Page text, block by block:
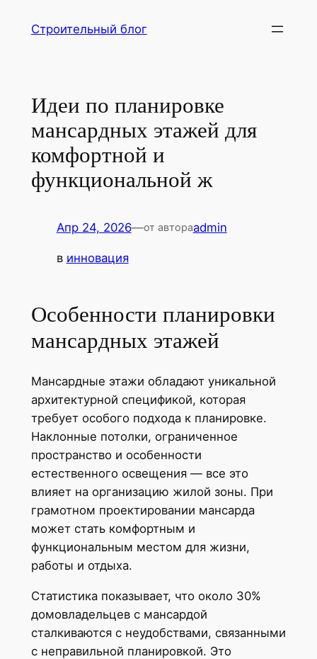
Строительный блог
Идеи по планировке
мансардных этажей для
комфортной и
функциональной ж
Апр 24, 2026—от автораadmin
в инновация
Особенности планировки
мансардных этажей
Мансардные этажи обладают уникальной
архитектурной спецификой, которая
требует особого подхода к планировке.
Наклонные потолки, ограниченное
пространство и особенности
естественного освещения — все это
влияет на организацию жилой зоны. При
грамотном проектировании мансарда
может стать комфортным и
функциональным местом для жизни,
работы и отдыха.
Статистика показывает, что около 30%
домовладельцев с мансардой
сталкиваются с неудобствами, связанными
с неправильной планировкой. Это